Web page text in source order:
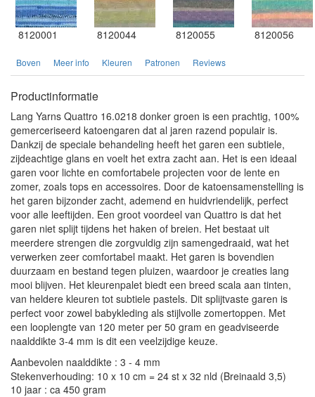
8120001 8120044 8120055 8120056
Boven Meer info Kleuren Patronen Reviews
Productinformatie
Lang Yarns Quattro 16.0218 donker groen is een prachtig, 100%
gemerceriseerd katoengaren dat al jaren razend populair is.
Dankzij de speciale behandeling heeft het garen een subtiele,
zijdeachtige glans en voelt het extra zacht aan. Het is een ideaal
garen voor lichte en comfortabele projecten voor de lente en
zomer, zoals tops en accessoires. Door de katoensamenstelling is
het garen bijzonder zacht, ademend en huidvriendelijk, perfect
voor alle leeftijden. Een groot voordeel van Quattro is dat het
garen niet splijt tijdens het haken of breien. Het bestaat uit
meerdere strengen die zorgvuldig zijn samengedraaid, wat het
verwerken zeer comfortabel maakt. Het garen is bovendien
duurzaam en bestand tegen pluizen, waardoor je creaties lang
mooi blijven. Het kleurenpalet biedt een breed scala aan tinten,
van heldere kleuren tot subtiele pastels. Dit splijtvaste garen is
perfect voor zowel babykleding als stijlvolle zomertoppen. Met
een looplengte van 120 meter per 50 gram en geadviseerde
naalddikte 3-4 mm is dit een veelzijdige keuze.
Aanbevolen naalddikte : 3 - 4 mm
Stekenverhouding: 10 x 10 cm = 24 st x 32 nld (Breinaald 3,5)
10 jaar : ca 450 gram